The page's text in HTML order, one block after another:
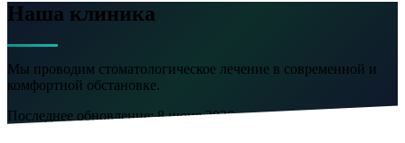
Наша клиника
Мы проводим стоматологическое лечение в современной и
комфортной обстановке.
Последнее обновление:8 июня 2026 г.